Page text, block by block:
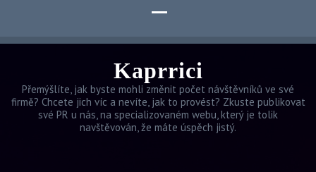
Kaprrici
Přemýšlíte, jak byste mohli změnit počet návštěvníků ve své
firmě? Chcete jich víc a nevíte, jak to provést? Zkuste publikovat
své PR u nás, na specializovaném webu, který je tolik
navštěvován, že máte úspěch jistý.